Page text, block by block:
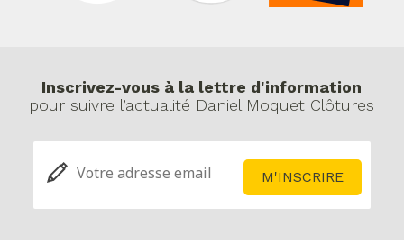
Inscrivez-vous à la lettre d'information
pour suivre l’actualité Daniel Moquet Clôtures